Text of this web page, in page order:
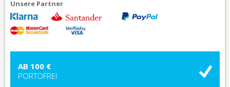
Unsere Partner
AB 100 €
PORTOFREI